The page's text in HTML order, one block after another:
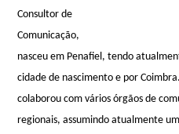
Consultor de
Comunicação,
nasceu em Penafiel, tendo
cidade de nascimento e por
colaborou com vários órgãos de
regionais, assumindo atualmente